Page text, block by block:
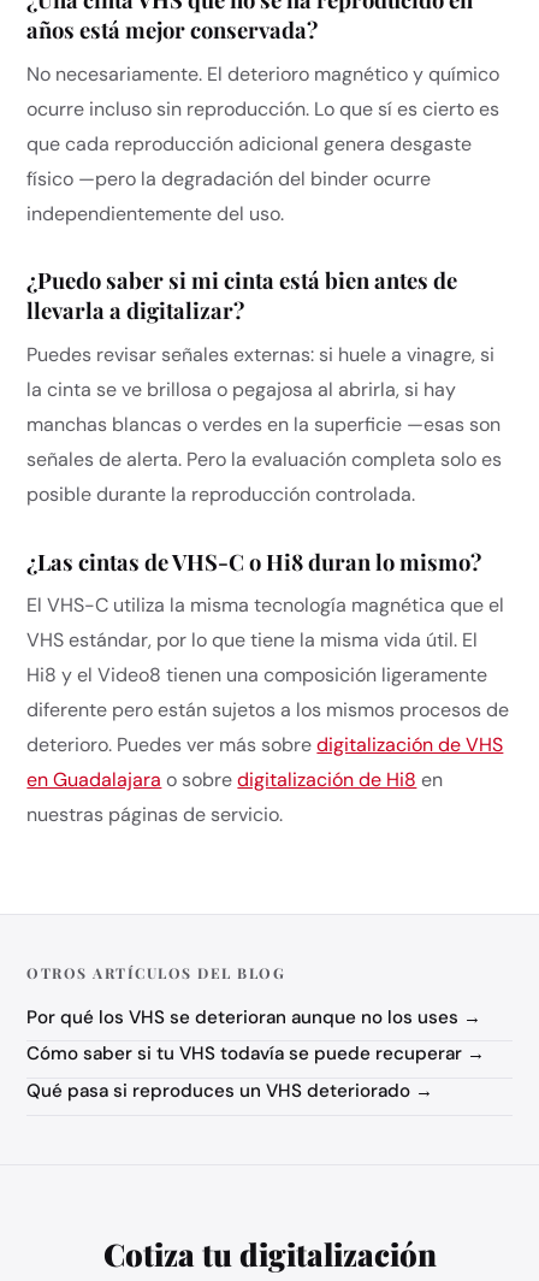
años está mejor conservada?
No necesariamente. El deterioro magnético y químico
ocurre incluso sin reproducción. Lo que sí es cierto es
que cada reproducción adicional genera desgaste
físico —pero la degradación del binder ocurre
independientemente del uso.
¿Puedo saber si mi cinta está bien antes de
llevarla a digitalizar?
Puedes revisar señales externas: si huele a vinagre, si
la cinta se ve brillosa o pegajosa al abrirla, si hay
manchas blancas o verdes en la superficie —esas son
señales de alerta. Pero la evaluación completa solo es
posible durante la reproducción controlada.
¿Las cintas de VHS-C o Hi8 duran lo mismo?
El VHS-C utiliza la misma tecnología magnética que el
VHS estándar, por lo que tiene la misma vida útil. El
Hi8 y el Video8 tienen una composición ligeramente
diferente pero están sujetos a los mismos procesos de
deterioro. Puedes ver más sobredigitalización de VHS
en Guadalajara o sobredigitalización de Hi8 en
nuestras páginas de servicio.
OTROS ARTÍCULOS DEL BLOG
Por qué los VHS se deterioran aunque no los uses →
Cómo saber si tu VHS todavía se puede recuperar →
Qué pasa si reproduces un VHS deteriorado →
Cotiza tu digitalización